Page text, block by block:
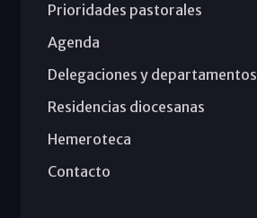
Prioridades pastorales
Agenda
Delegaciones y departamentos
Residencias diocesanas
Hemeroteca
Contacto